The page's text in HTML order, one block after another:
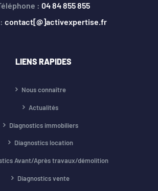
: 04 84 855 855
contact[@]activexpertise.fr
LIENS RAPIDES
Nous connaître
Actualités
Diagnostics immobiliers
Diagnostics location
Avant/Après travaux/démolition
Diagnostics vente